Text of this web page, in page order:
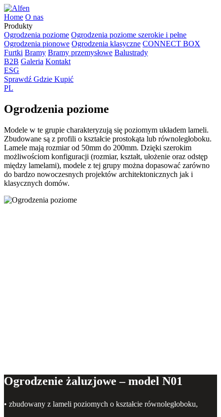
Home O nas
Produkty
Ogrodzenia poziome Ogrodzenia poziome szerokie i pełne
Ogrodzenia pionowe Ogrodzenia klasyczne CONNECT BOX
Furtki Bramy Bramy przemysłowe Balustrady
B2B Galeria Kontakt
ESG
Sprawdź Gdzie Kupić
PL
Ogrodzenia poziome
Modele w te grupie charakteryzują się poziomym układem lameli.
Zbudowane są z profili o kształcie prostokąta lub równoległoboku.
Lamele mają rozmiar od 50mm do 200mm. Dzięki szerokim
możliwościom konfiguracji (rozmiar, kształt, ułożenie oraz odstęp
między lamelami), modele z tej grupy można dopasować zarówno
do bardzo nowoczesnych projektów architektonicznych jak i
klasycznych domów.
Ogrodzenie żaluzjowe – model N01
• zbudowany z lameli poziomych o kształcie równoległoboku,